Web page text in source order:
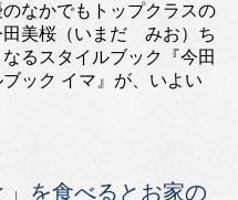
なかでもトップクラスの
田美桜（いまだ みお）ち
るスタイルブック『今田
ック イマ』が、いよい
」を食べるとお家の